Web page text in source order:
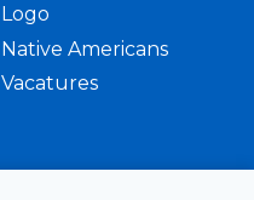
Logo
Native Americans
Vacatures